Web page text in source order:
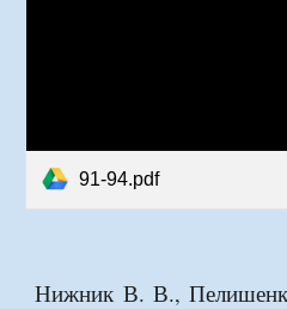
91-94.pdf
Нижник В. В.,